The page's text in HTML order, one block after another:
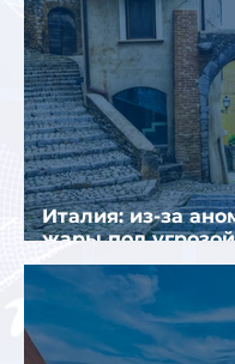
Италия: из-за
жары под
крупнейших